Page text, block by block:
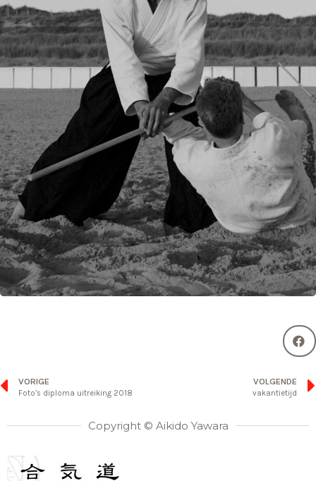
VORIGE
Foto’s diploma uitreiking 2018
VOLGENDE
vakantietijd
Copyright © Aikido Yawara